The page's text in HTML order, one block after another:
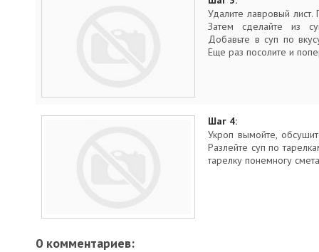
Удалите лавровый
Затем сделайте из
Добавьте в суп по
Еще раз посолите и
Шаг 4:
Укроп вымойте,
Разлейте суп по
тарелку понемногу
0 комментариев: